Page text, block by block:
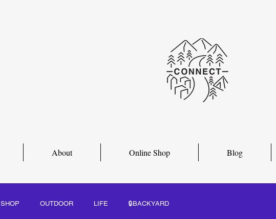
About Online Shop Blog
SHOP OUTDOOR LIFE 🔒BACKYARD